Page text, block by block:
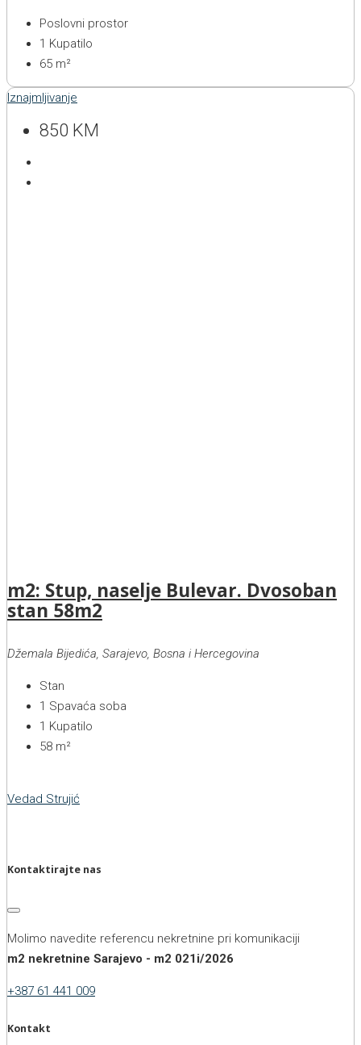
Poslovni prostor
1 Kupatilo
65 m²
Iznajmljivanje
850 KM
m2: Stup, naselje Bulevar. Dvosoban
stan 58m2
Džemala Bijedića, Sarajevo, Bosna i Hercegovina
Stan
1 Spavaća soba
1 Kupatilo
58 m²
Vedad Strujić
Kontaktirajte nas
Molimo navedite referencu nekretnine pri komunikaciji
m2 nekretnine Sarajevo - m2 021i/2026
+387 61 441 009
Kontakt